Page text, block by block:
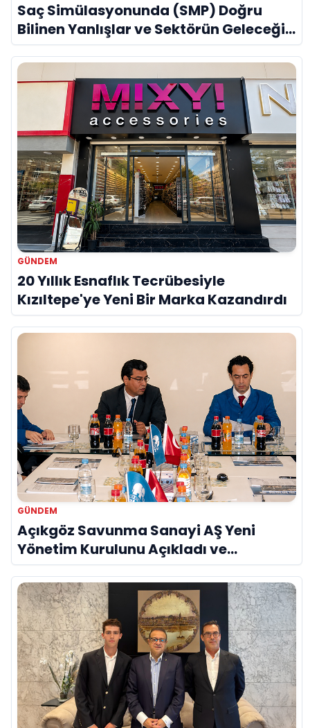
Saç Simülasyonunda (SMP) Doğru
Bilinen Yanlışlar ve Sektörün Geleceği:
Onur Akdeniz ile Özel Röportaj
GÜNDEM
20 Yıllık Esnaflık Tecrübesiyle
Kızıltepe'ye Yeni Bir Marka Kazandırdı
GÜNDEM
Açıkgöz Savunma Sanayi AŞ Yeni
Yönetim Kurulunu Açıkladı ve
Savunma Sanayinde Küresel Vizyon
Vurgusu